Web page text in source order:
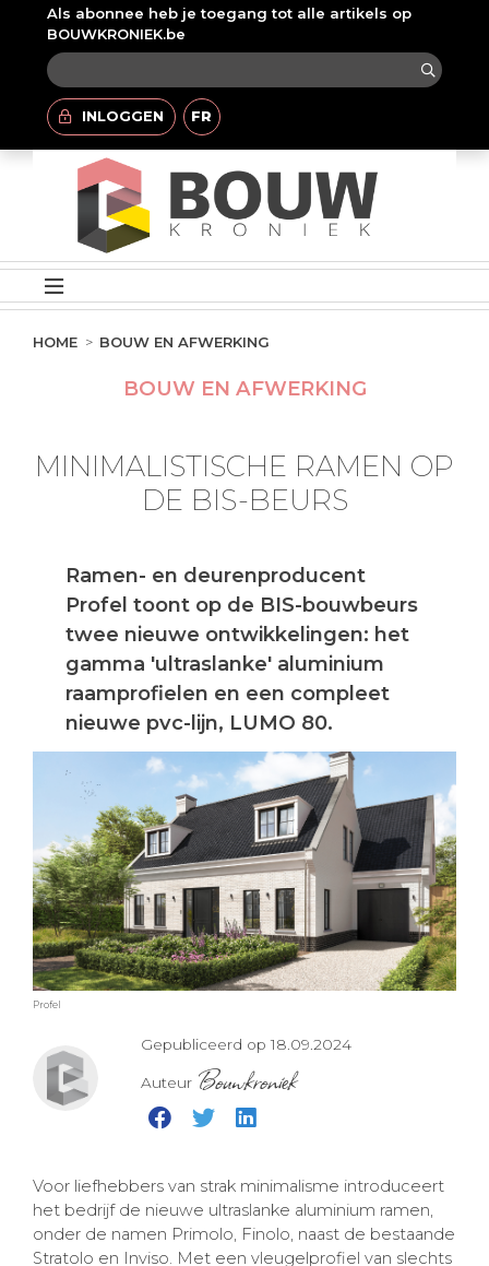
Als abonnee heb je toegang tot alle artikels op
BOUWKRONIEK.be
INLOGGEN FR
HOME BOUW EN AFWERKING
BOUW EN AFWERKING
MINIMALISTISCHE RAMEN OP
DE BIS-BEURS
Ramen- en deurenproducent
Profel toont op de BIS-bouwbeurs
twee nieuwe ontwikkelingen: het
gamma 'ultraslanke' aluminium
raamprofielen en een compleet
nieuwe pvc-lijn, LUMO 80.
Profel
Gepubliceerd op 18.09.2024
Auteur Bouwkroniek
Voor liefhebbers van strak minimalisme introduceert
het bedrijf de nieuwe ultraslanke aluminium ramen,
onder de namen Primolo, Finolo, naast de bestaande
Stratolo en Inviso. Met een vleugelprofiel van slechts